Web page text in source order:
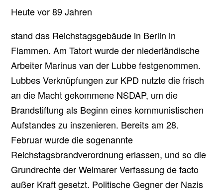
Heute vor 89 Jahren
stand das Reichstagsgebäude in Berlin in
Flammen. Am Tatort wurde der niederländische
Arbeiter Marinus van der Lubbe festgenommen.
Lubbes Verknüpfungen zur KPD nutzte die frisch
an die Macht gekommene NSDAP, um die
Brandstiftung als Beginn eines kommunistischen
Aufstandes zu inszenieren. Bereits am 28.
Februar wurde die sogenannte
Reichstagsbrandverordnung erlassen, und so die
Grundrechte der Weimarer Verfassung de facto
außer Kraft gesetzt. Politische Gegner der Nazis